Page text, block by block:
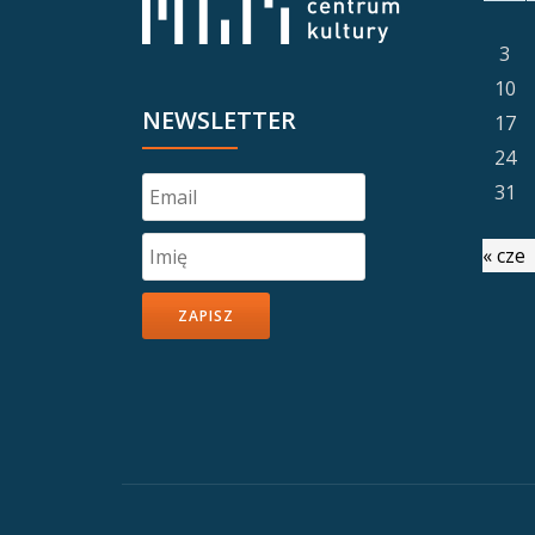
NEWSLETTER
ZAPISZ
3
10
17
24
31
« cze
menu